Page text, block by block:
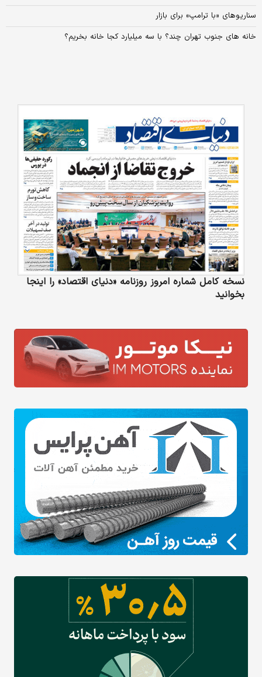
سناریوهای «با ترامپ» برای بازار
خانه های جنوب تهران چند؟ با سه میلیارد کجا خانه بخریم؟
نسخه کامل شماره امروز روزنامه «دنیای‌ اقتصاد» را اینجا
بخوانید